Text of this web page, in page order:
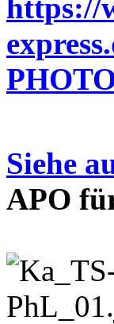
https://
Siehe
APO